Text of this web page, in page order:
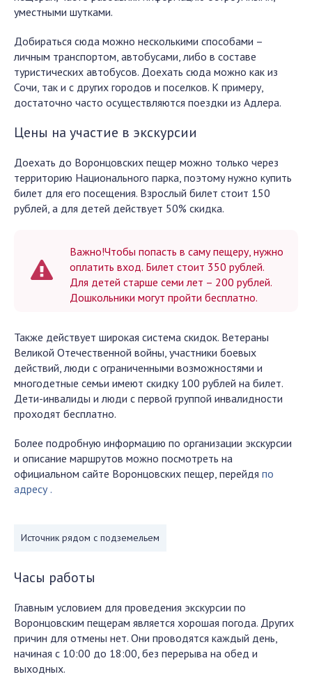
уместными шутками.
Добираться сюда можно несколькими способами –
личным транспортом, автобусами, либо в составе
туристических автобусов. Доехать сюда можно как из
Сочи, так и с других городов и поселков. К примеру,
достаточно часто осуществляются поездки из Адлера.
Цены на участие в экскурсии
Доехать до Воронцовских пещер можно только через
территорию Национального парка, поэтому нужно купить
билет для его посещения. Взрослый билет стоит 150
рублей, а для детей действует 50% скидка.
Важно!Чтобы попасть в саму пещеру, нужно
оплатить вход. Билет стоит 350 рублей.
Для детей старше семи лет – 200 рублей.
Дошкольники могут пройти бесплатно.
Также действует широкая система скидок. Ветераны
Великой Отечественной войны, участники боевых
действий, люди с ограниченными возможностями и
многодетные семьи имеют скидку 100 рублей на билет.
Дети-инвалиды и люди с первой группой инвалидности
проходят бесплатно.
Более подробную информацию по организации экскурсии
и описание маршрутов можно посмотреть на
официальном сайте Воронцовских пещер, перейдя по
адресу .
Источник рядом с подземельем
Часы работы
Главным условием для проведения экскурсии по
Воронцовским пещерам является хорошая погода. Других
причин для отмены нет. Они проводятся каждый день,
начиная с 10:00 до 18:00, без перерыва на обед и
выходных.